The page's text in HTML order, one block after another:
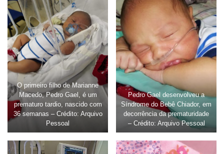
O primeiro filho de Marianne
Macedo, Pedro Gael, é um
prematuro tardio, nascido com
36 semanas – Crédito: Arquivo
Pessoal
Pedro Gael desenvolveu a
Síndrome do Bebê Chiador, em
decorrência da prematuridade
– Crédito: Arquivo Pessoal